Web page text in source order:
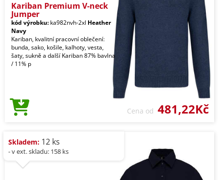
Kariban Premium V-neck
Jumper
kód výrobku: ka982nvh-2xl Heather
Navy
Kariban, kvalitní pracovní oblečení:
bunda, sako, košile, kalhoty, vesta,
šaty, sukně a další Kariban 87% bavlna
/ 11% p
Cena od 481,22Kč
Skladem: 12 ks
- v ext. skladu: 158 ks